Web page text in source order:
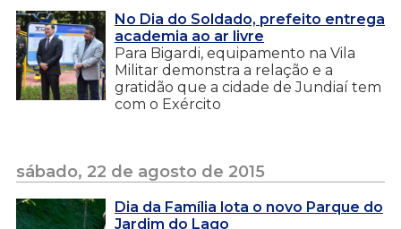
No Dia do Soldado, prefeito entrega
academia ao ar livre
Para Bigardi, equipamento na Vila
Militar demonstra a relação e a
gratidão que a cidade de Jundiaí tem
com o Exército
sábado, 22 de agosto de 2015
Dia da Família lota o novo Parque do
Jardim do Lago